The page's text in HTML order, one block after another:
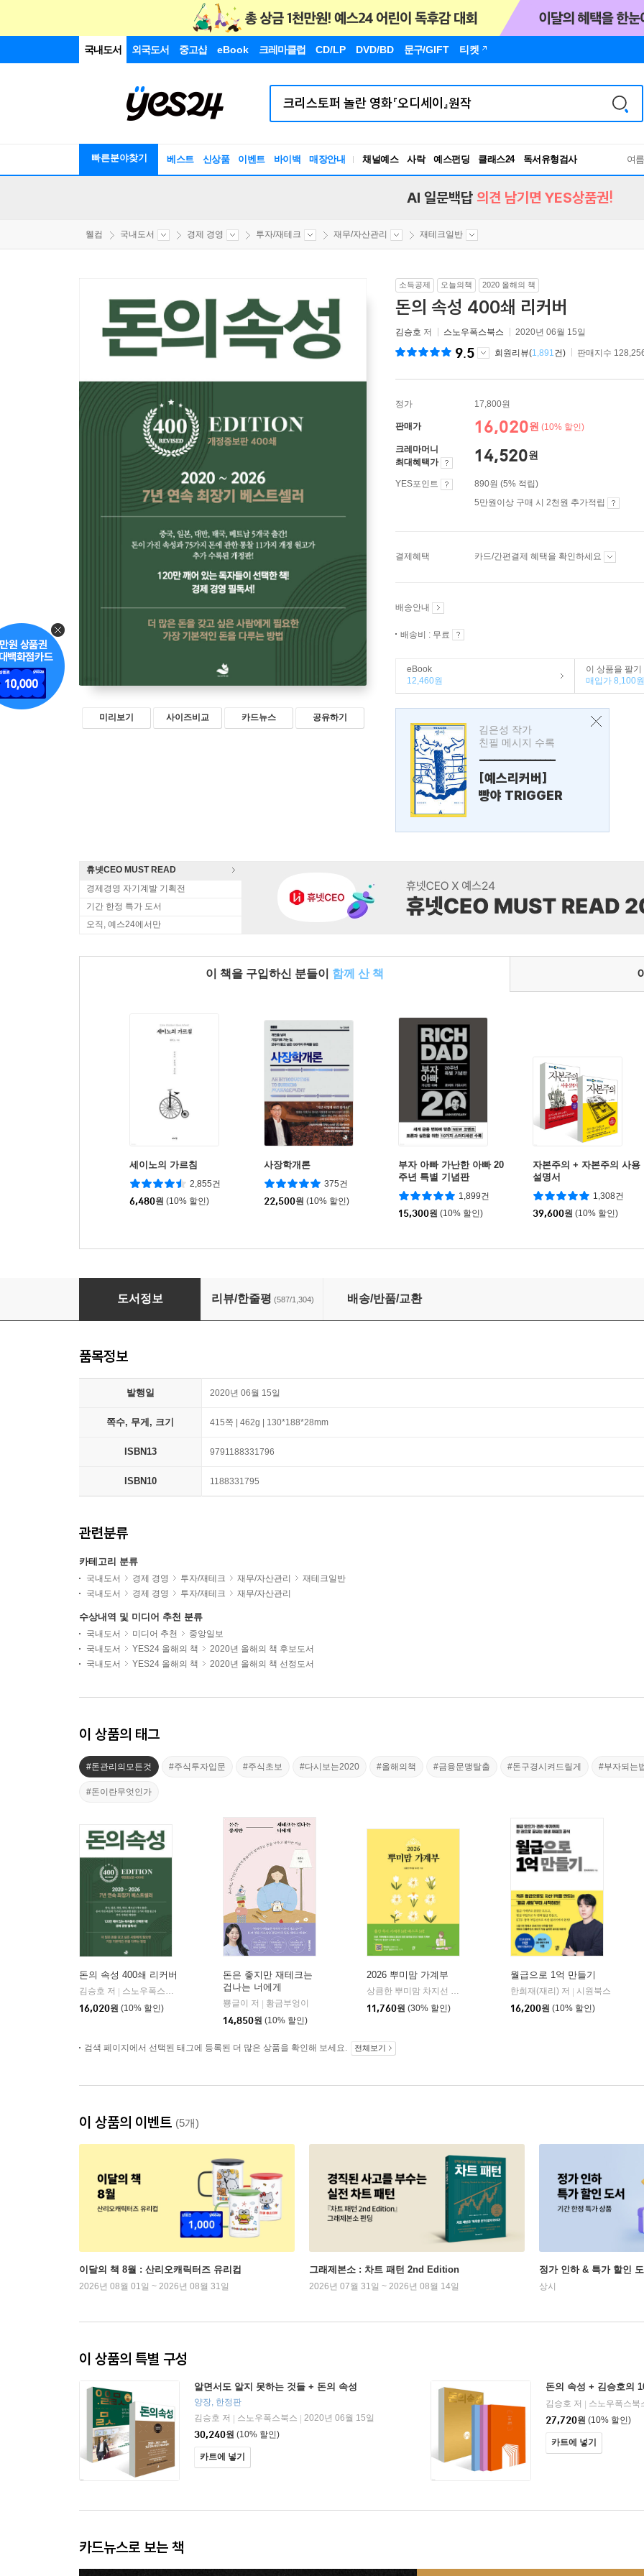
국내도서 외국도서 중고샵 eBook 크레마클럽 CD/LP DVD/BD 문구/GIFT 티켓
빠른분야찾기 베스트 신상품 이벤트 바이백 매장안내 채널예스 사락 예스펀딩 클래스24
RBTI Lab
독서유형검사
여
AI 일문백답 의견 남기면 YES상품권!
웰컴 국내도서 경제 경영 투자/재테크 재무/자산관리 재테크일반
미리보기 사이즈비교 카드뉴스 공유하기
소득공제 오늘의책 2020 올해의 책
돈의 속성 400쇄 리커버
김승호 저 스노우폭스북스 2020년 06월 15일
9.5 회원리뷰(1,891건) 판매지수
정가 17,800원
판매가 16,020원 (10% 할인)
크레마머니
최대혜택가
14,520원
YES포인트
890원 (5% 적립)
5만원이상 구매 시 2천원 추가적립
결제혜택 카드/간편결제 혜택을 확인하세요
배송안내
배송비 : 무료
eBook
12,460원
이 상품을 팔기
매입가 8,100원
김은성 작가
친필 메시지 수록
---------------
[예스리커버]
빵야 TRIGGER
휴넷CEO MUST READ
경제경영 자기계발 기획전
기간 한정 특가 도서
오직, 예스24에서만
이 책을 구입하신 분들이 함께 산 책
세이노의 가르침
2,855건
6,480원 (10% 할인)
사장학개론
375건
22,500원 (10% 할인)
부자 아빠 가난한 아빠 20
주년 특별 기념판
1,899건
15,300원 (10% 할인)
자본주의 + 자본주의 사용
설명서
1,308건
39,600원 (10% 할인)
돈의 속성 400쇄 리커버
도서정보 리뷰/한줄평 (587/1,304) 배송/반품/교환
품목정보
발행일 2020년 06월 15일
쪽수, 무게, 크기 415쪽 | 462g | 130*188*28mm
ISBN13 9791188331796
ISBN10 1188331795
관련분류
카테고리 분류
국내도서 경제 경영 투자/재테크 재무/자산관리
재테크일반
국내도서
경제 경영 투자/재테크 재무/자산관리
수상내역 및 미디어 추천 분류
국내도서 미디어 추천
중앙일보
국내도서
YES24 올해의 책
2020년 올해의 책 후보도서
국내도서
YES24 올해의 책 2020년 올해의 책 선정도서
이 상품의 태그
#돈관리의모든것 #주식투자입문 #주식초보 #다시보는2020 #올해의책 #금융문맹탈출 #돈구경시켜드릴게 #부자되는
#돈이란무엇인가
돈의 속성 400쇄 리커버
김승호 저
스노우폭스북스
16,020원 (10% 할인)
돈은 좋지만 재테크는
겁나는 너에게
뿅글이 저
황금부엉이
14,850원 (10% 할인)
2026 뿌미맘 가계부
상큼한 뿌미맘 차지선 저
11,760원 (30% 할인)
월급으로 1억 만들기
한희재(재리) 저
시원북스
16,200원 (10% 할인)
검색 페이지에서 선택된 태그에 등록된 더 많은 상품을 확인해 보세요. 전체보기
이 상품의 이벤트 (5개)
이달의 책 8월 : 산리오캐릭터즈 유리컵
2026년 08월 01일 ~ 2026년 08월 31일
그래제본소 : 차트 패턴 2nd Edition
2026년 07월 31일 ~ 2026년 08월 14일
정가 인하 & 특가 할인
상시
이 상품의 특별 구성
알면서도 알지 못하는 것들 + 돈의 속성
양장, 한정판
김승호 저
스노우폭스북스
2020년 06월 15일
30,240원 (10% 할인)
카트에 넣기
돈의 속성 + 김승호의
김승호 저
스노우폭스북
27,720원 (10% 할인)
카트에 넣기
카드뉴스로 보는 책